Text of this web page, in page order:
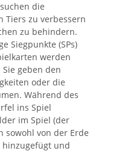
die
Tiers zu verbessern
zu behindern.
Siegpunkte (SPs)
werden
geben den
oder die
Während des
ins Spiel
im Spiel (der
sowohl von der Erde
hinzugefügt und